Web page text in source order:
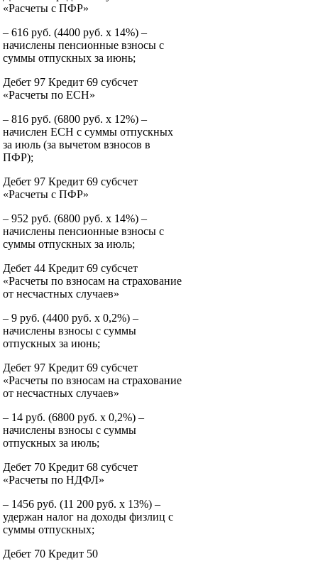
«Расчеты с ПФР»
– 616 руб. (4400 руб. х 14%) –
начислены пенсионные взносы с
суммы отпускных за июнь;
Дебет 97 Кредит 69 субсчет
«Расчеты по ЕСН»
– 816 руб. (6800 руб. х 12%) –
начислен ЕСН с суммы отпускных
за июль (за вычетом взносов в
ПФР);
Дебет 97 Кредит 69 субсчет
«Расчеты с ПФР»
– 952 руб. (6800 руб. х 14%) –
начислены пенсионные взносы с
суммы отпускных за июль;
Дебет 44 Кредит 69 субсчет
«Расчеты по взносам на страхование
от несчастных случаев»
– 9 руб. (4400 руб. х 0,2%) –
начислены взносы с суммы
отпускных за июнь;
Дебет 97 Кредит 69 субсчет
«Расчеты по взносам на страхование
от несчастных случаев»
– 14 руб. (6800 руб. х 0,2%) –
начислены взносы с суммы
отпускных за июль;
Дебет 70 Кредит 68 субсчет
«Расчеты по НДФЛ»
– 1456 руб. (11 200 руб. х 13%) –
удержан налог на доходы физлиц с
суммы отпускных;
Дебет 70 Кредит 50